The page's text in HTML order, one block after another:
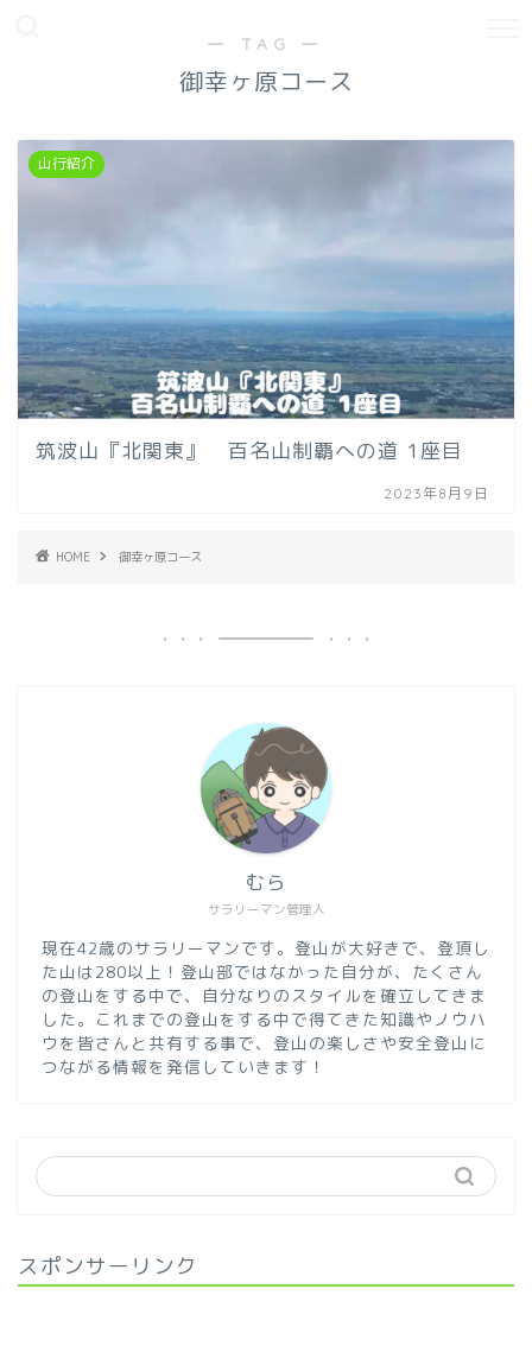
― TAG ―
御幸ヶ原コース
山行紹介
筑波山『北関東』 百名山制覇への道 1座目
2023年8月9日
HOME 御幸ヶ原コース
サラリーマン管理人
むら
現在42歳のサラリーマンです。登山が大好きで、登頂し
た山は280以上！登山部ではなかった自分が、たくさん
の登山をする中で、自分なりのスタイルを確立してきま
した。これまでの登山をする中で得てきた知識やノウハ
ウを皆さんと共有する事で、登山の楽しさや安全登山に
つながる情報を発信していきます！
スポンサーリンク